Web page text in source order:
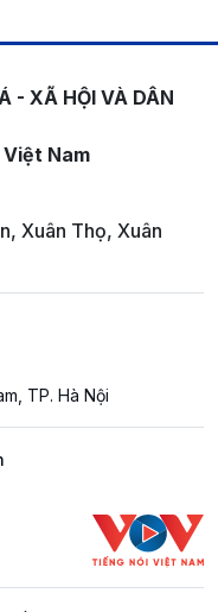
- XÃ HỘI VÀ DÂN
Nam
Xuân Thọ, Xuân
TP. Hà Nội